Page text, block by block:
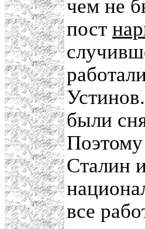
чем не
пост
были
Сталин
все